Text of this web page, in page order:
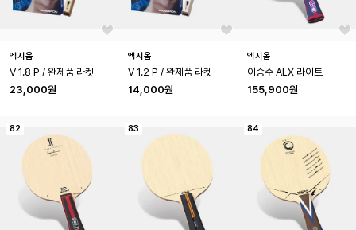
엑시옴
V 1.8 P / 완제품 라켓
23,000원
엑시옴
V 1.2 P / 완제품 라켓
14,000원
엑시옴
이승수 ALX 라이트
155,900원
82 83 84